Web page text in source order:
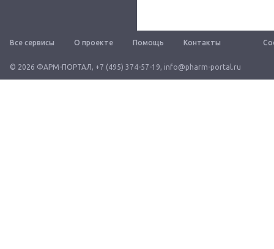
Все сервисы О проекте Помощь Контакты
© 2026 ФАРМ-ПОРТАЛ, +7 (495) 374-57-19, info@pharm-portal.ru